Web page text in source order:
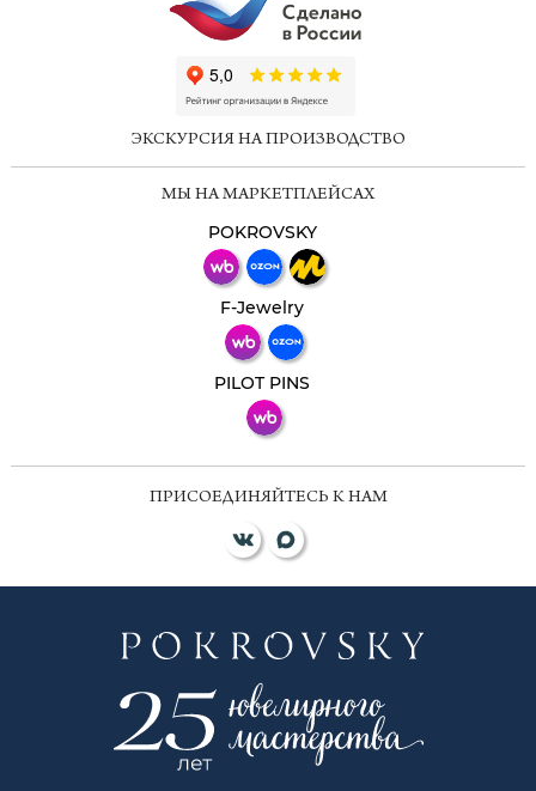
ЭКСКУРСИЯ НА ПРОИЗВОДСТВО
МЫ НА МАРКЕТПЛЕЙСАХ
POKROVSKY
F-Jewelry
PILOT PINS
ПРИСОЕДИНЯЙТЕСЬ К НАМ